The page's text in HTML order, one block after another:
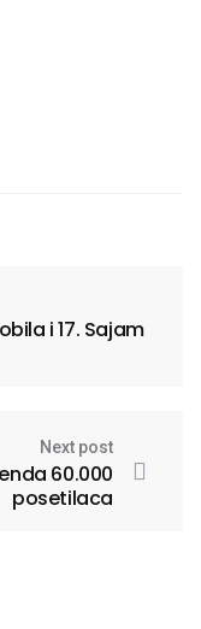
i 17. Sajam
Next post
60.000
posetilaca